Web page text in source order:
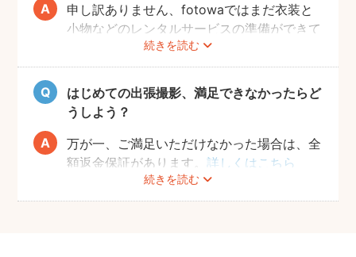
続きを読む
申し訳ありません、fotowaではまだ衣装と
小物などのレンタルサービスの準備ができて
おりませんので、お客様ご自身にご用意をお
願いしております。
はじめての出張撮影、満足できなかったらど
うしよう？
続きを読む
万が一、ご満足いただけなかった場合は、全
額返金保証があります。詳しくはこちら